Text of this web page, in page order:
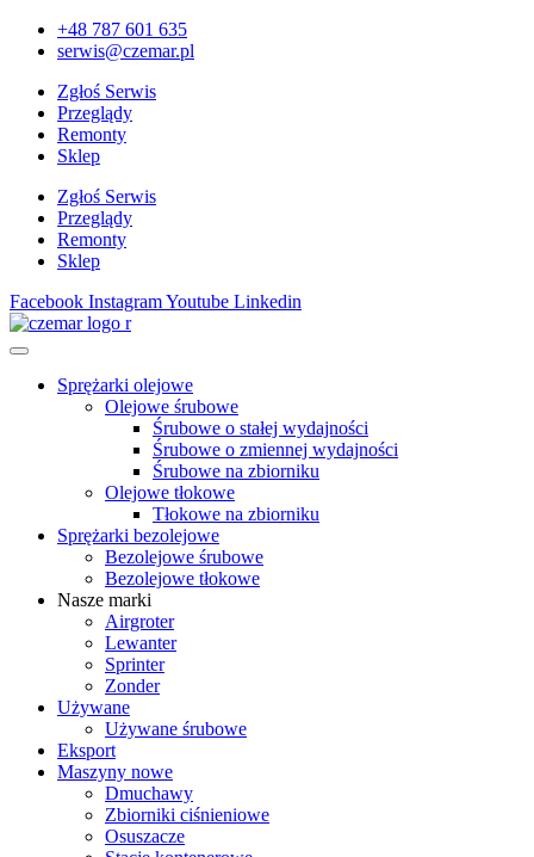
+48 787 601 635
serwis@czemar.pl
Zgłoś Serwis
Przeglądy
Remonty
Sklep
Zgłoś Serwis
Przeglądy
Remonty
Sklep
Facebook InstagramYoutube Linkedin
Sprężarki olejowe
Olejowe śrubowe
Śrubowe o stałej wydajności
Śrubowe o zmiennej wydajności
Śrubowe na zbiorniku
Olejowe tłokowe
Tłokowe na zbiorniku
Sprężarki bezolejowe
Bezolejowe śrubowe
Bezolejowe tłokowe
Nasze marki
Airgroter
Lewanter
Sprinter
Zonder
Używane
Używane śrubowe
Eksport
Maszyny nowe
Dmuchawy
Zbiorniki ciśnieniowe
Osuszacze